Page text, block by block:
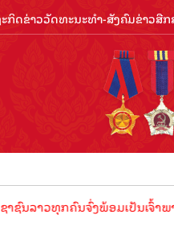
ກິດຂ່າວວັດທະນະທຳ-ສັງຄົມຂ່າວສືກ
າວທຸກຄົນຈົ່ງພ້ອມເປັນເຈົ້າພາບ